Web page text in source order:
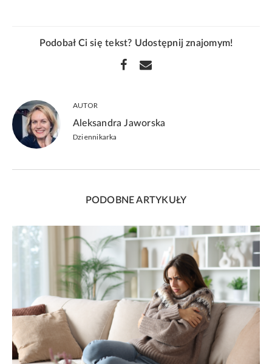
Podobał Ci się tekst? Udostępnij znajomym!
AUTOR
Aleksandra Jaworska
Dziennikarka
PODOBNE ARTYKUŁY